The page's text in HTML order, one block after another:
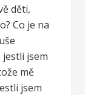
děti,
Co je na
jestli jsem
mě
jsem